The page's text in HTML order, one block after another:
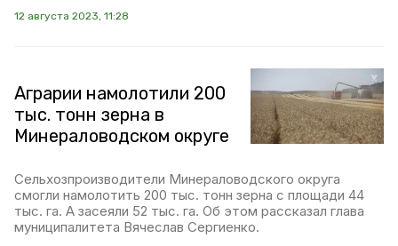
12 августа 2023, 11:28
Аграрии намолотили 200
тыс. тонн зерна в
Минераловодском округе
Сельхозпроизводители Минераловодского округа
смогли намолотить 200 тыс. тонн зерна с площади 44
тыс. га. А засеяли 52 тыс. га. Об этом рассказал глава
муниципалитета Вячеслав Сергиенко.